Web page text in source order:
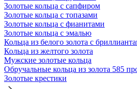
Золотые кольца с сапфиром
Золотые кольца с топазами
Золотые кольца с фианитами
Золотые кольца с эмалью
Кольца из белого золота с
Кольца из желтого золота
Мужские золотые кольца
Обручальные кольца из золота 585
Золотые крестики